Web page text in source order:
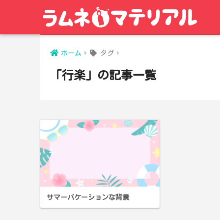
ホーム タグ
「行楽」の記事一覧
サマーバケーションな背景